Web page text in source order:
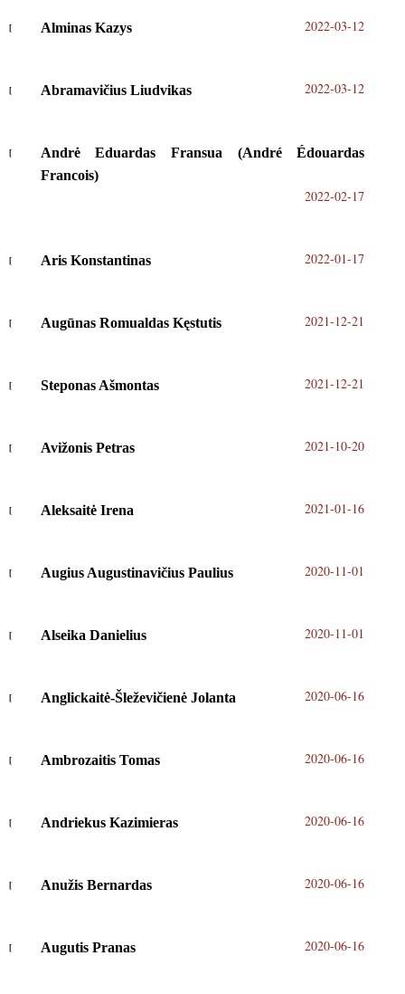
Alminas Kazys 2022-03-12
Abramavičius Liudvikas 2022-03-12
Andrė Eduardas Fransua (André Édouardas
Francois)
2022-02-17
Aris Konstantinas 2022-01-17
Augūnas Romualdas Kęstutis 2021-12-21
Steponas Ašmontas 2021-12-21
Avižonis Petras 2021-10-20
Aleksaitė Irena 2021-01-16
Augius Augustinavičius Paulius 2020-11-01
Alseika Danielius 2020-11-01
Anglickaitė-Šleževičienė Jolanta 2020-06-16
Ambrozaitis Tomas 2020-06-16
Andriekus Kazimieras 2020-06-16
Anužis Bernardas 2020-06-16
Augutis Pranas 2020-06-16